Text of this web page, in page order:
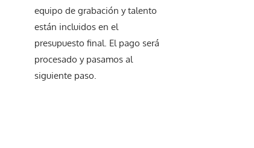
equipo de grabación y talento
están incluidos en el
presupuesto final. El pago será
procesado y pasamos al
siguiente paso.